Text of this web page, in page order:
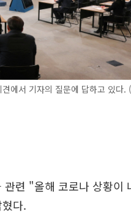
에서 기자의 질문에 답하고 있다.
련 "올해 코로나 상황이
다.